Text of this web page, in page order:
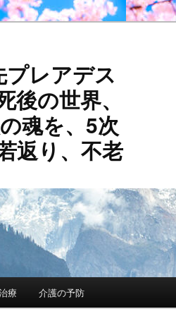
レアデス
の世界、
魂を、5次
返り、不老
療 介護の予防